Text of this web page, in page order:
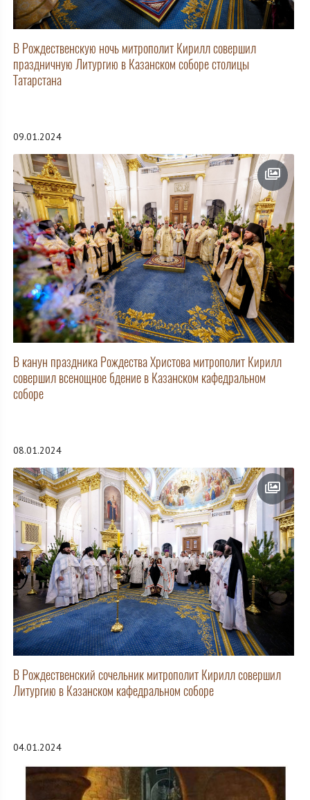
В Рождественскую ночь митрополит Кирилл совершил
праздничную Литургию в Казанском соборе столицы
Татарстана
09.01.2024
В канун праздника Рождества Христова митрополит Кирилл
совершил всенощное бдение в Казанском кафедральном
соборе
08.01.2024
В Рождественский сочельник митрополит Кирилл совершил
Литургию в Казанском кафедральном соборе
04.01.2024